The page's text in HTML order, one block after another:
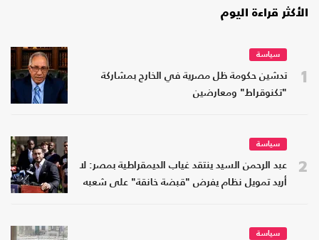
الأكثر قراءة اليوم
1
سياسة
تدشين حكومة ظل مصرية في الخارج بمشاركة
"تكنوقراط" ومعارضين
2
سياسة
عبد الرحمن السيد ينتقد غياب الديمقراطية بمصر: لا
أريد تمويل نظام يفرض "قبضة خانقة" على شعبه
سياسة